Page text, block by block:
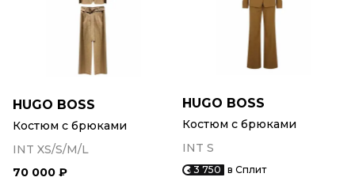
HUGO BOSS
Костюм с брюками
INT XS/S/M/L
70 000 ₽
HUGO BOSS
Костюм с брюками
INT S
3 750 в Сплит